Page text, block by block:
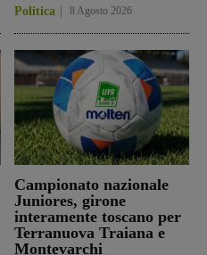
Politica 8 Agosto 2026
Campionato nazionale
Juniores, girone
interamente toscano per
Terranuova Traiana e
Montevarchi